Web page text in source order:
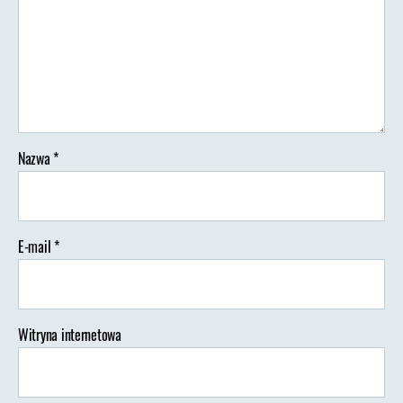
Nazwa*
E-mail*
Witryna internetowa